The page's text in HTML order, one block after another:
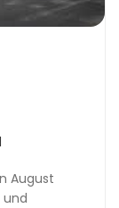
August
und